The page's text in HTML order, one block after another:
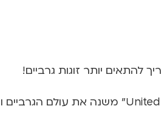
להתאים יותר זוגות גרביים!